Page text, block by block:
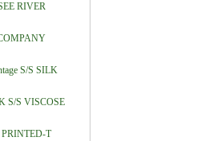
RIVER
S/S SILK
S/S VISCOSE
PRINTED-T